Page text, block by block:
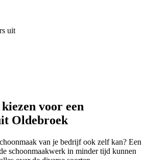
uit
voor een
Oldebroek
van je bedrijf ook zelf kan? Een
schoonmaakwerk in minder tijd kunnen